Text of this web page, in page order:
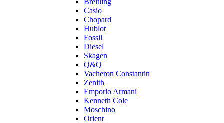
Breitling
Casio
Chopard
Hublot
Fossil
Diesel
Skagen
Q&Q
Vacheron Constantin
Zenith
Emporio Armani
Kenneth Cole
Moschino
Orient